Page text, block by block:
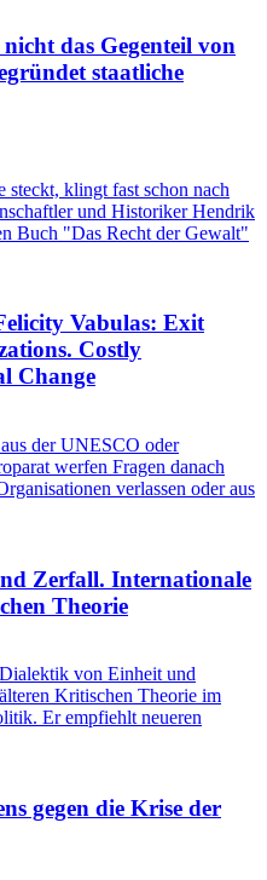
das Gegenteil von
staatliche
steckt, klingt fast schon nach
und Historiker Hendrik
Buch "Das Recht der Gewalt"
Vabulas: Exit
Costly
Change
der UNESCO oder
werfen Fragen danach
verlassen oder aus
Zerfall. Internationale
Theorie
von Einheit und
Kritischen Theorie im
Er empfiehlt neueren
gegen die Krise der